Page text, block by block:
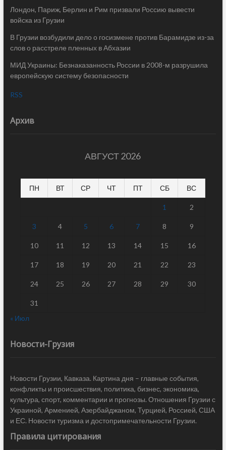
Лондон, Париж, Берлин и Рим призвали Россию вывести
войска из Грузии
В Грузии возбудили дело о госизмене против Барамидзе из-за
слов о расстреле пленных в Абхазии
МИД Украины: Безнаказанность России в 2008-м разрушила
европейскую систему безопасности
RSS
Архив
АВГУСТ 2026
ПН ВТ СР ЧТ ПТ СБ ВС
1 2
3 4 5 6 7 8 9
10 11 12 13 14 15 16
17 18 19 20 21 22 23
24 25 26 27 28 29 30
31
« Июл
Новости-Грузия
Новости Грузии, Кавказа. Картина дня – главные события,
конфликты и происшествия, политика, бизнес, экономика,
культура, спорт, комментарии и прогнозы. Отношения Грузии с
Украиной, Арменией, Азербайджаном, Турцией, Россией, США
и ЕС. Новости туризма и достопримечательности Грузии.
Правила цитирования